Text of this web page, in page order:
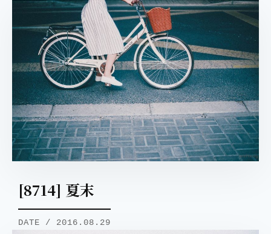
[8714] 夏末
DATE / 2016.08.29